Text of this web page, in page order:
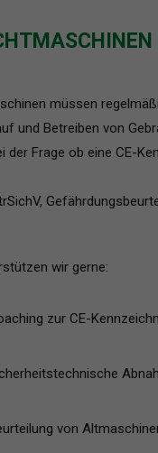
müssen
und Betreiben von
der Frage ob eine CE-
wir gerne:
zur CE-
von